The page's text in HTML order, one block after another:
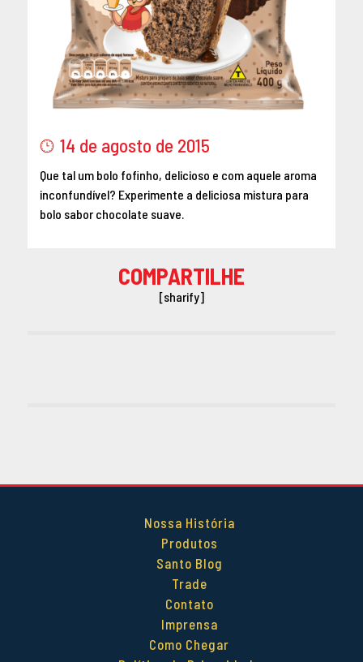
14 de agosto de 2015
Que tal um bolo fofinho, delicioso e com aquele aroma
inconfundível? Experimente a deliciosa mistura para
bolo sabor chocolate suave.
COMPARTILHE
[sharify]
Nossa História
Produtos
Santo Blog
Trade
Contato
Imprensa
Como Chegar